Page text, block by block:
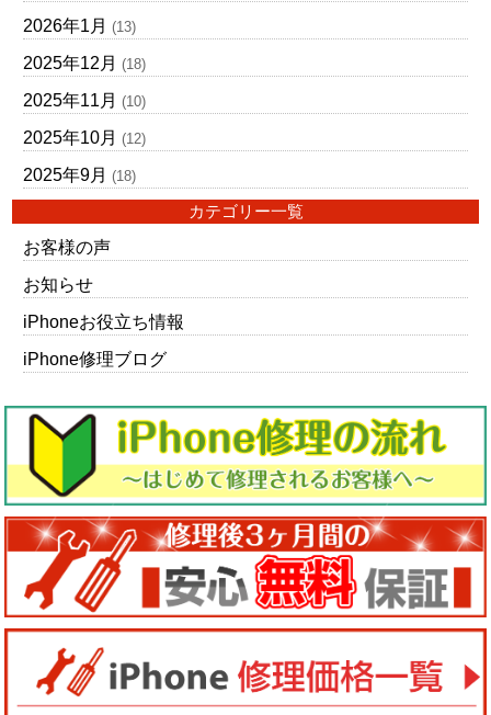
2026年1月 (13)
2025年12月 (18)
2025年11月 (10)
2025年10月 (12)
2025年9月 (18)
カテゴリー一覧
お客様の声
お知らせ
iPhoneお役立ち情報
iPhone修理ブログ